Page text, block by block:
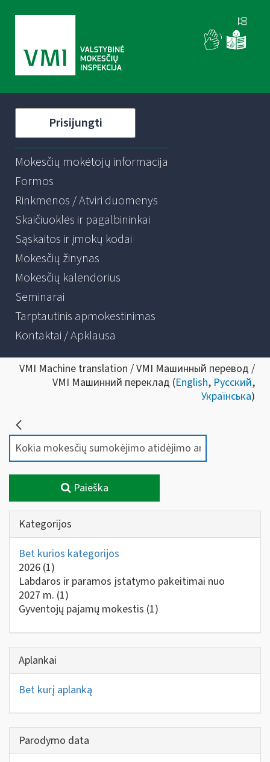
Prisijungti
Mokesčių mokėtojų informacija
Formos
Rinkmenos / Atviri duomenys
Skaičiuoklės ir pagalbininkai
Sąskaitos ir įmokų kodai
Mokesčių žinynas
Mokesčių kalendorius
Seminarai
Tarptautinis apmokestinimas
Kontaktai / Apklausa
VMI Machine translation / VMI Машинный перевод /
VMI Машинний переклад (English, Русский,
Українська)
Paieška
Kategorijos
Bet kurios kategorijos
2026 (1)
Labdaros ir paramos įstatymo pakeitimai nuo
2027 m. (1)
Gyventojų pajamų mokestis (1)
Aplankai
Bet kurį aplanką
Parodymo data